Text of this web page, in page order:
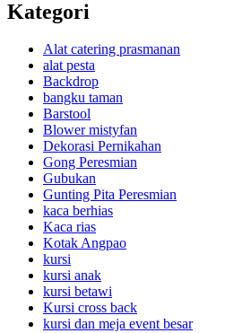
Kategori
Alat catering prasmanan
alat pesta
Backdrop
bangku taman
Barstool
Blower mistyfan
Dekorasi Pernikahan
Gong Peresmian
Gubukan
Gunting Pita Peresmian
kaca berhias
Kaca rias
Kotak Angpao
kursi
kursi anak
kursi betawi
Kursi cross back
kursi dan meja event besar